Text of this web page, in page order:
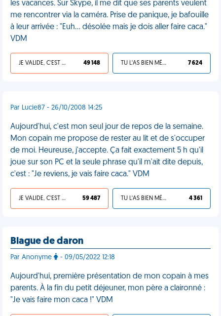
les vacances. Sur Skype, il me dit que ses parents veulent
me rencontrer via la caméra. Prise de panique, je bafouille
à leur arrivée : "Euh... désolée mais je dois aller faire caca."
VDM
JE VALIDE, C'EST UNE VDM 49 148 TU L'AS BIEN MÉRITÉ 7 624
Par Lucie87 - 26/10/2008 14:25
Aujourd'hui, c'est mon seul jour de repos de la semaine.
Mon copain me propose de rester au lit et de s'occuper
de moi. Heureuse, j'accepte. Ça fait exactement 5 h qu'il
joue sur son PC et la seule phrase qu'il m'ait dite depuis,
c'est : "Je reviens, je vais faire caca." VDM
JE VALIDE, C'EST UNE VDM 59 487 TU L'AS BIEN MÉRITÉ 4 361
Blague de daron
Par Anonyme - 09/05/2022 12:18
Aujourd'hui, première présentation de mon copain à mes
parents. À la fin du petit déjeuner, mon père a claironné :
"Je vais faire mon caca !" VDM